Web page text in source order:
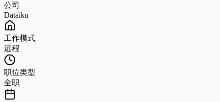
公司
Dataiku
工作模式
远程
职位类型
全职